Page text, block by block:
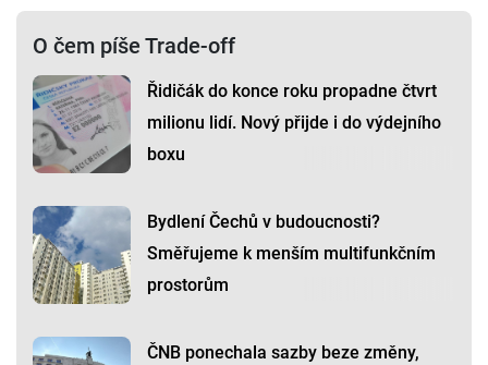
O čem píše Trade-off
Řidičák do konce roku propadne čtvrt
milionu lidí. Nový přijde i do výdejního
boxu
Bydlení Čechů v budoucnosti?
Směřujeme k menším multifunkčním
prostorům
ČNB ponechala sazby beze změny,